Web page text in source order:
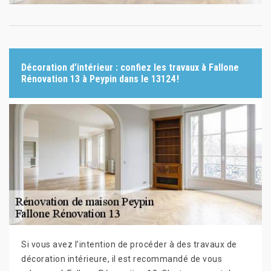
Décoration d’intérieur : confiez les travaux à Fallone
Rénovation 13 à Peypin dans le 13124 !
Si vous avez l’intention de procéder à des travaux de
décoration intérieure, il est recommandé de vous